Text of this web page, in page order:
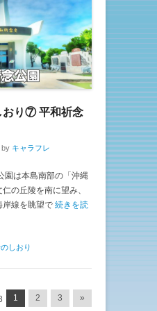
おり⑦ 平和祈念
by キャラフレ
園は本島南部の「沖縄
の丘陵を南に望み、
岸線を眺望で 続きを読
しおり
1 2 3 »